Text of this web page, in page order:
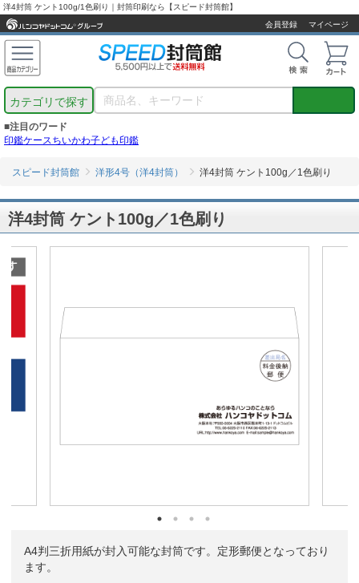
洋4封筒 ケント100g/1色刷り｜封筒印刷なら【スピード封筒館】
会員登録
マイページ
カテゴリで探す
■注目のワード
印鑑ケースちいかわ子ども印鑑
スピード封筒館 洋形4号（洋4封筒） 洋4封筒 ケント100g／1色刷り
洋4封筒 ケント100g／1色刷り
A4判三折用紙が封入可能な封筒です。定形郵便となっており
ます。